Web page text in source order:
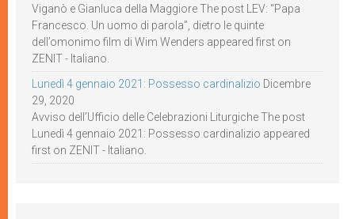
Viganò e Gianluca della Maggiore The post LEV: “Papa
Francesco. Un uomo di parola”, dietro le quinte
dell’omonimo film di Wim Wenders appeared first on
ZENIT - Italiano.
Lunedì 4 gennaio 2021: Possesso cardinalizio Dicembre
29, 2020
Avviso dell’Ufficio delle Celebrazioni Liturgiche The post
Lunedì 4 gennaio 2021: Possesso cardinalizio appeared
first on ZENIT - Italiano.